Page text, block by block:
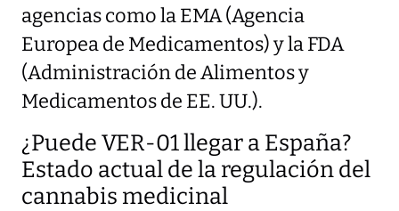
agencias como la EMA (Agencia
Europea de Medicamentos) y la FDA
(Administración de Alimentos y
Medicamentos de EE. UU.).
¿Puede VER-01 llegar a España?
Estado actual de la regulación del
cannabis medicinal